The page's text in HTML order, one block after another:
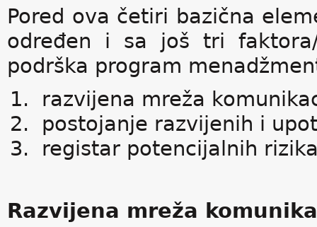
Pored ova četiri bazična
određen i sa još tri
podrška program
razvijena mreža
postojanje razvijenih i
registar potencijalnih
Razvijena mreža